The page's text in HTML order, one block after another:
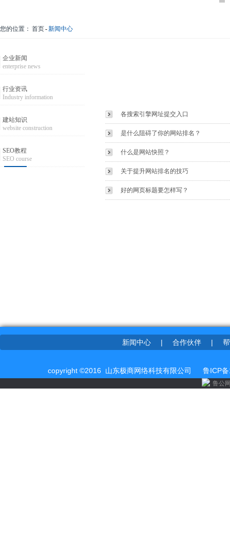
您的位置： 首页-新闻中心
企业新闻
enterprise news
行业资讯
Industry information
建站知识
website construction
SEO教程
SEO course
各搜索引擎网址提交入口
是什么阻碍了你的网站排名？
什么是网站快照？
关于提升网站排名的技巧
好的网页标题要怎样写？
新闻中心 | 合作伙伴 |
copyright ©2016 山东极商网络科技有限公司 鲁ICP
鲁公